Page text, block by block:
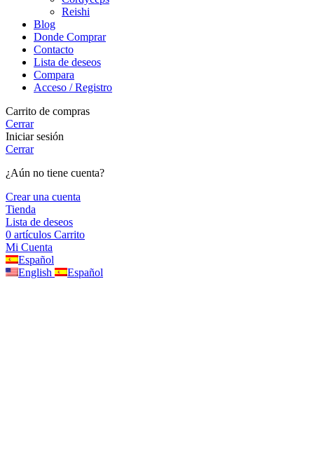
Reishi
Blog
Donde Comprar
Contacto
Lista de deseos
Compara
Acceso / Registro
Carrito de compras
Cerrar
Iniciar sesión
Cerrar
¿Aún no tiene cuenta?
Crear una cuenta
Tienda
Lista de deseos
0 artículos Carrito
Mi Cuenta
Español
English
Español